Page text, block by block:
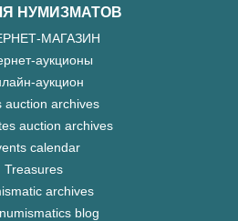
НУМИЗМАТОВ
МАГАЗИН
аукционы
аукцион
auction archives
auction archives
calendar
Treasures
archives
blog